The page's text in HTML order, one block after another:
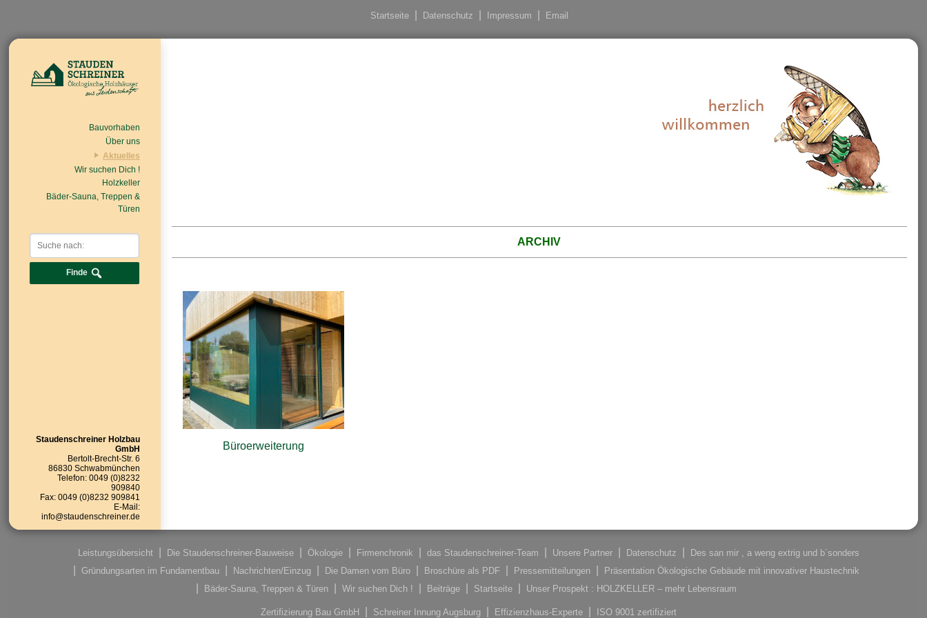
Startseite Datenschutz Impressum Email
Bauvorhaben
Über uns
Aktuelles
Beiträge
Nachrichten/Einzug
Wir suchen Dich !
Holzkeller
Bäder-Sauna, Treppen &
Türen
Finde
Staudenschreiner Holzbau
GmbH
Bertolt-Brecht-Str. 6
86830 Schwabmünchen
Telefon: 0049 (0)8232
909840
Fax: 0049 (0)8232 909841
E-Mail:
info@staudenschreiner.de
ARCHIV
Büroerweiterung
Leistungsübersicht Die Staudenschreiner-Bauweise Ökologie Firmenchronik das Staudenschreiner-Team Unsere Partner Datenschutz
Des san mir , a weng extrig und b´sonders
Gründungsarten im Fundamentbau
Nachrichten/Einzug Die Damen vom Büro Broschüre als PDF Pressemitteilungen
Präsentation Ökologische Gebäude mit innovativer Haustechnik
Bäder-Sauna, Treppen & Türen
Wir suchen Dich ! Beiträge Startseite Unser Prospekt : HOLZKELLER – mehr Lebensraum
Zertifizierung Bau GmbH Schreiner Innung Augsburg Effizienzhaus-Experte ISO 9001 zertifiziert